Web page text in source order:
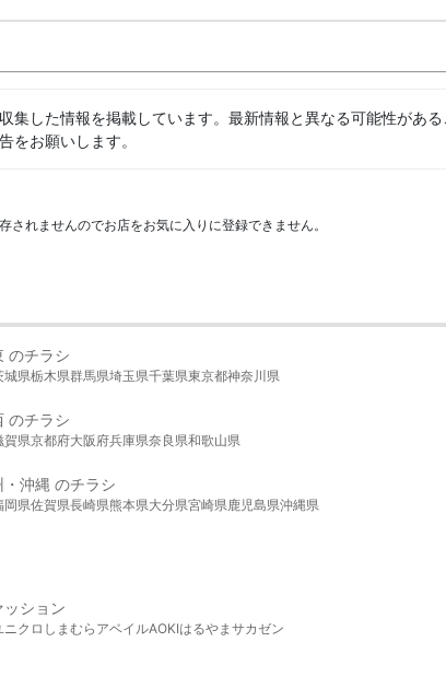
した情報を掲載しています。最新情報と異なる可能性があ
をお願いします。
れませんのでお店をお気に入りに登録できません。
のチラシ
城県栃木県群馬県埼玉県千葉県東京都神奈川県
のチラシ
賀県京都府大阪府兵庫県奈良県和歌山県
・沖縄 のチラシ
岡県佐賀県長崎県熊本県大分県宮崎県鹿児島県沖縄県
ッション
ニクロ しまむら アベイルAOKIはるやま サカゼン